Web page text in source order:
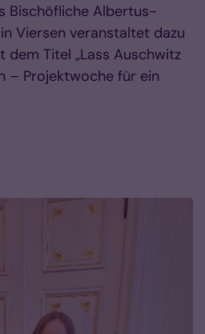
Bischöfliche Albertus-
Viersen veranstaltet dazu
dem Titel „Lass Auschwitz
– Projektwoche für ein